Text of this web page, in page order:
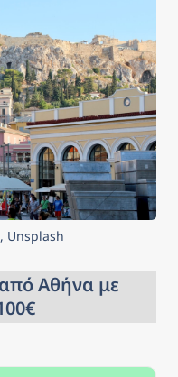
, Unsplash
Αθήνα με